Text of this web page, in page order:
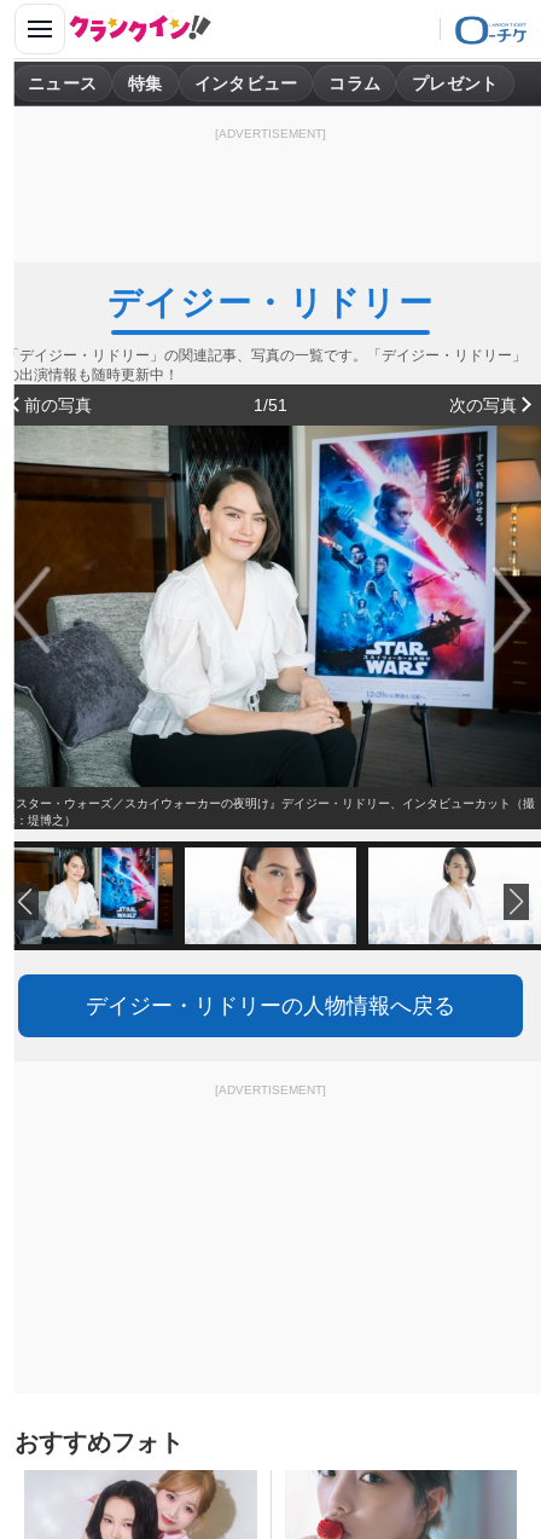
ニュース 特集 インタビュー コラム プレゼント
[ADVERTISEMENT]
デイジー・リドリー
「デイジー・リドリー」の関連記事、写真の一覧です。「デイジー・リドリー」
の出演情報も随時更新中！
前の写真 1/51 次の写真
『スター・ウォーズ／スカイウォーカーの夜明け』デイジー・リドリー、インタビューカット（撮
影：堤博之）
デイジー・リドリーの人物情報へ戻る
[ADVERTISEMENT]
おすすめフォト